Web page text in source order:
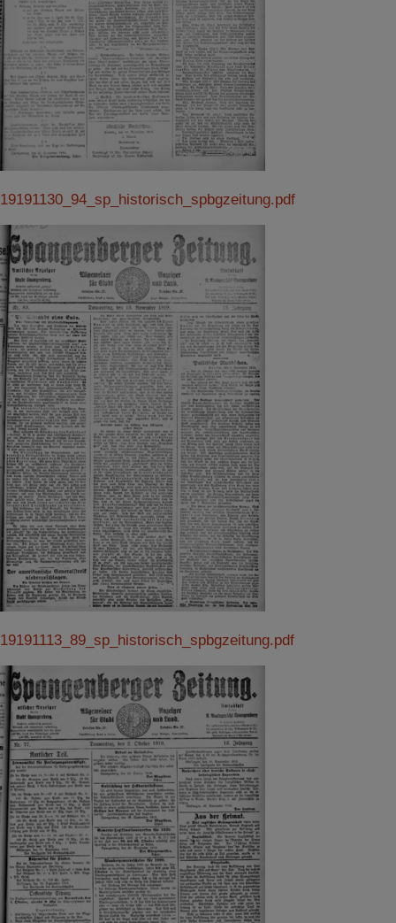
19191130_94_sp_historisch_spbgzeitung.pdf
19191113_89_sp_historisch_spbgzeitung.pdf